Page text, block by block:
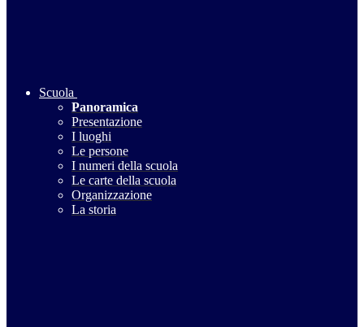
Scuola
Panoramica
Presentazione
I luoghi
Le persone
I numeri della scuola
Le carte della scuola
Organizzazione
La storia